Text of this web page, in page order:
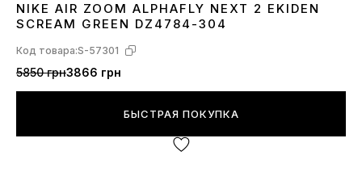
3839
NIKE AIR ZOOM ALPHAFLY NEXT 2 EKIDEN
SCREAM GREEN DZ4784-304
Код товара:S-57301
5850 грн3866 грн
БЫСТРАЯ ПОКУПКА